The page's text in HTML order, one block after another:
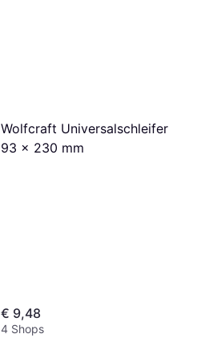
Wolfcraft Universalschleifer
93 x 230 mm
€ 9,48
4 Shops